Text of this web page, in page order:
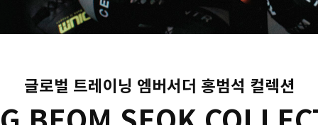
글로벌 트레이닝 엠버서더 홍범석 컬렉션